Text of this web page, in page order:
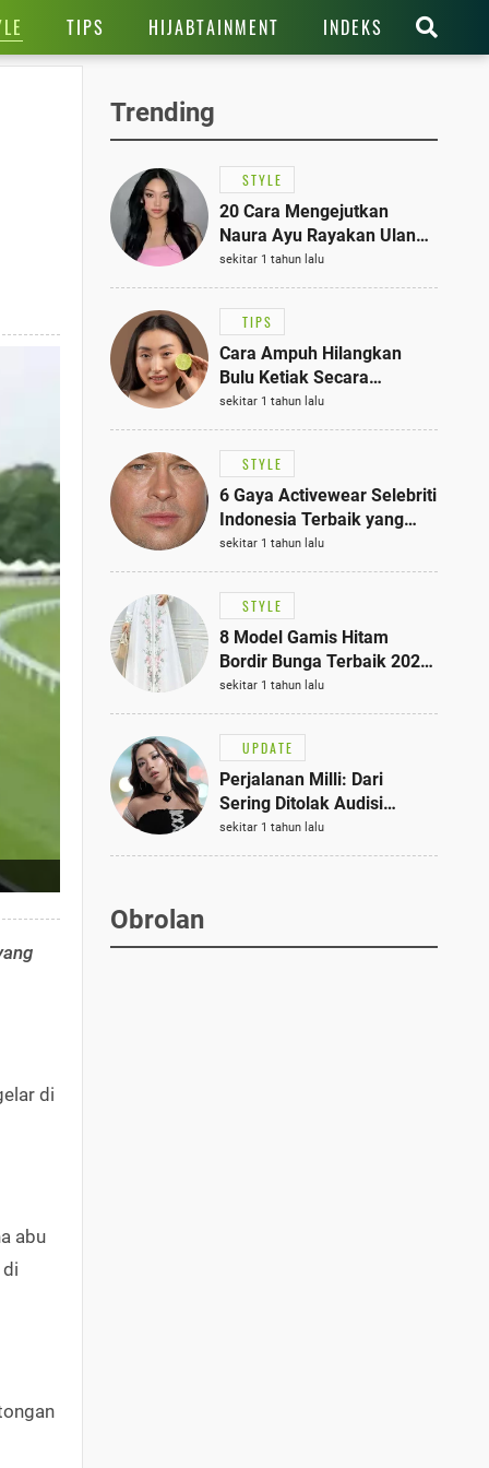
TIPS HIJABTAINMENT INDEKS
di
abu
Trending
STYLE
20 Cara Mengejutkan
Naura Ayu Rayakan Ulang
Tahun di Panti Asuhan,
Terlihat Anggun dengan
Kaftan Cokelat
sekitar 1 tahun lalu
TIPS
Cara Ampuh Hilangkan
Bulu Ketiak Secara
Permanen dalam 5
Langkah Sederhana
sekitar 1 tahun lalu
STYLE
6 Gaya Activewear Selebriti
Indonesia Terbaik yang
Bisa Jadi Inspirasi
Fashionmu
sekitar 1 tahun lalu
STYLE
8 Model Gamis Hitam
Bordir Bunga Terbaik 2025,
Stylish untuk Hangout
hingga Acara Semi-Formal
sekitar 1 tahun lalu
UPDATE
Perjalanan Milli: Dari
Sering Ditolak Audisi
hingga Menjadi Rapper Top
10 Thailand
sekitar 1 tahun lalu
Obrolan